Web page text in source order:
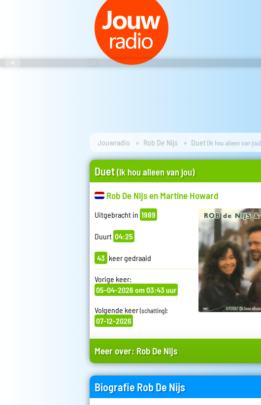
Jouwradio Rob De Nijs Duet(Ik hou alleen van jou)
Duet(Ik hou alleen van jou)
Rob De Nijs en Martine Howard
Uitgebracht in 1989
Duurt 04:25
43 keer gedraaid
Vorige keer:
05-04-2026 om 03:43 uur
Volgende keer(schatting):
07-12-2026
Meer over: Rob De Nijs
Biografie Rob De Nijs